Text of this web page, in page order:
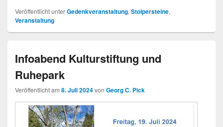
Veröffentlicht unterGedenkveranstaltung, Stolpersteine,
Veranstaltung
Infoabend Kulturstiftung und
Ruhepark
Veröffentlicht am 8. Juli 2024von Georg C. Pick